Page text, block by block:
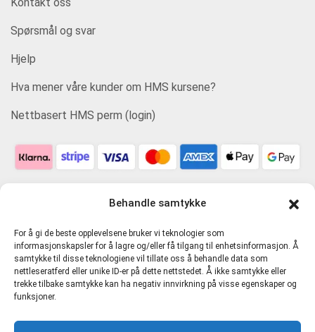
Behandle samtykke
For å gi de beste opplevelsene bruker vi teknologier som
informasjonskapsler for å lagre og/eller få tilgang til enhetsinformasjon. Å
samtykke til disse teknologiene vil tillate oss å behandle data som
nettleseratferd eller unike ID-er på dette nettstedet. Å ikke samtykke eller
trekke tilbake samtykke kan ha negativ innvirkning på visse egenskaper og
funksjoner.
Spørsmål og svar
Hjelp
Hva mener våre kunder om HMS kursene?
Nettbasert HMS perm (login)